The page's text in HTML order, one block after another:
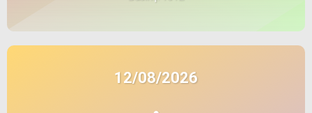
12/08/2026